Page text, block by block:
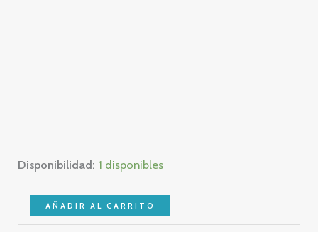
Disponibilidad: 1 disponibles
SIEMENS
SITRANS
AÑADIR AL CARRITO